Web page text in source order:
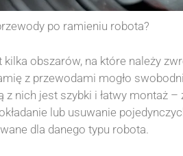
po ramieniu robota?
kilka obszarów, na które należy
z przewodami mogło
z nich jest szybki i łatwy montaż
lub usuwanie
dla danego typu robota.